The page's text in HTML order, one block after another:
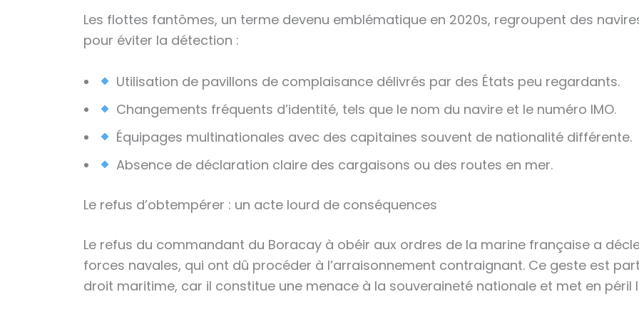
Les flottes fantômes, un terme devenu emblématique en 2020s, regroupent des
pour éviter la détection :
Utilisation de pavillons de complaisance délivrés par des États peu regardants.
Changements fréquents d’identité, tels que le nom du navire et le numéro IMO.
Équipages multinationales avec des capitaines souvent de nationalité différente.
Absence de déclaration claire des cargaisons ou des routes en mer.
Le refus d’obtempérer : un acte lourd de conséquences
Le refus du commandant du Boracay à obéir aux ordres de la marine française a
forces navales, qui ont dû procéder à l’arraisonnement contraignant. Ce geste est
droit maritime, car il constitue une menace à la souveraineté nationale et met en péril